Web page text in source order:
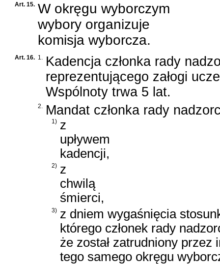
Art. 15. W okręgu wyborczym
wybory organizuje
komisja wyborcza.
Art. 16. 1.
Kadencja członka rady
reprezentującego załogi
Wspólnoty trwa 5 lat.
2. Mandat członka rady
1) z
upływem
kadencji,
2) z
chwilą
śmierci,
3) z dniem wygaśnięcia
którego członek rady
że został zatrudniony
tego samego okręgu